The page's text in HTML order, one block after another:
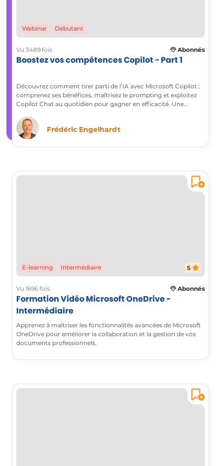
Webinar Débutant
Vu 3489 fois Abonnés
Boostez vos compétences Copilot - Part 1
Découvrez comment tirer parti de l’IA avec Microsoft Copilot :
comprenez ses bénéfices, maîtrisez le prompting et exploitez
Copilot Chat au quotidien pour gagner en efficacité. Une
Business Professional (AB730).
Frédéric Engelhardt
E-learning Intermédiaire 5
Vu 1696 fois Abonnés
Formation Vidéo Microsoft OneDrive -
Intermédiaire
Apprenez à maîtriser les fonctionnalités avancées de Microsoft
OneDrive pour améliorer la collaboration et la gestion de vos
documents professionnels.